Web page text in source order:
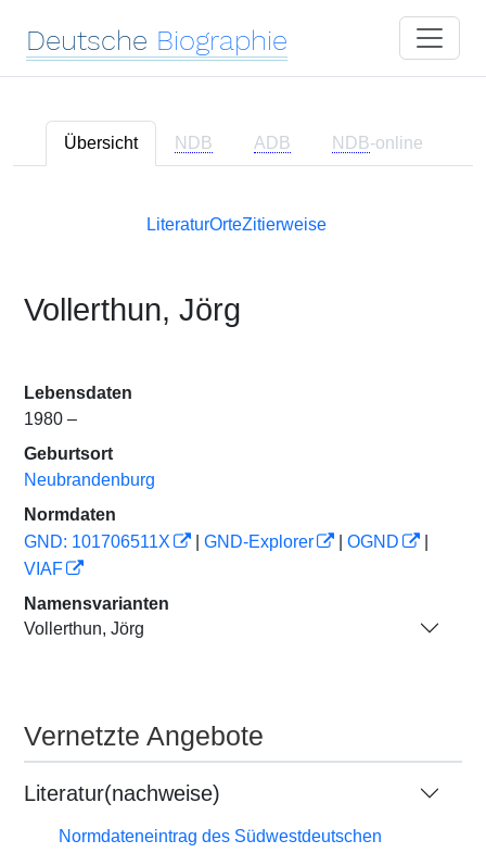
Deutsche Biographie
Übersicht NDB ADB NDB-online
LiteraturOrteZitierweise
Vollerthun, Jörg
Lebensdaten
1980 –
Geburtsort
Neubrandenburg
Normdaten
GND: 101706511X
GND-Explorer OGND
VIAF
Namensvarianten
Vollerthun, Jörg
Vernetzte Angebote
Literatur(nachweise)
Normdateneintrag des Südwestdeutschen